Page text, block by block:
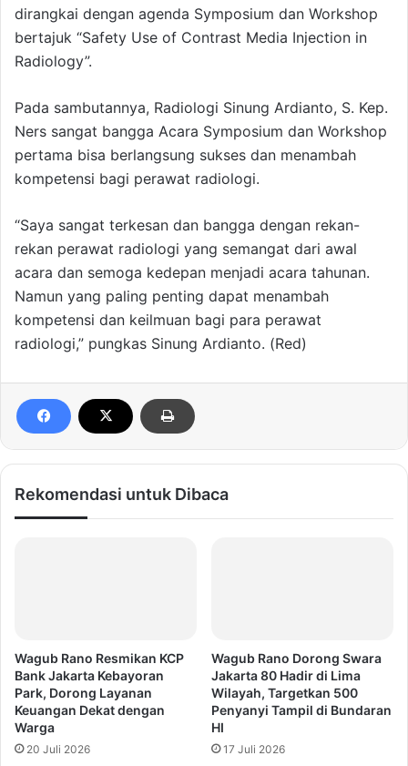
dirangkai dengan agenda Symposium dan Workshop
bertajuk “Safety Use of Contrast Media Injection in
Radiology”.
Pada sambutannya, Radiologi Sinung Ardianto, S. Kep.
Ners sangat bangga Acara Symposium dan Workshop
pertama bisa berlangsung sukses dan menambah
kompetensi bagi perawat radiologi.
“Saya sangat terkesan dan bangga dengan rekan-
rekan perawat radiologi yang semangat dari awal
acara dan semoga kedepan menjadi acara tahunan.
Namun yang paling penting dapat menambah
kompetensi dan keilmuan bagi para perawat
radiologi,” pungkas Sinung Ardianto. (Red)
Rekomendasi untuk Dibaca
Wagub Rano Resmikan KCP
Bank Jakarta Kebayoran
Park, Dorong Layanan
Keuangan Dekat dengan
Warga
20 Juli 2026
Wagub Rano Dorong Swara
Jakarta 80 Hadir di Lima
Wilayah, Targetkan 500
Penyanyi Tampil di Bundaran
HI
17 Juli 2026